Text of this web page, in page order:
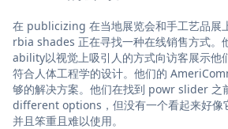
在 publicizing 在当地展览会和手工艺品展
rbia shades 正在寻找一种在线销售方式
ability以视觉上吸引人的方式向访客展示他
符合人体工程学的设计。他们的
够的解决方案。他们在找到 powr slider 之
different options，但没有一个看起来好像
并且笨重且难以使用。